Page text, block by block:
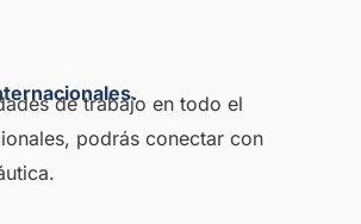
de trabajo en todo el
podrás conectar con